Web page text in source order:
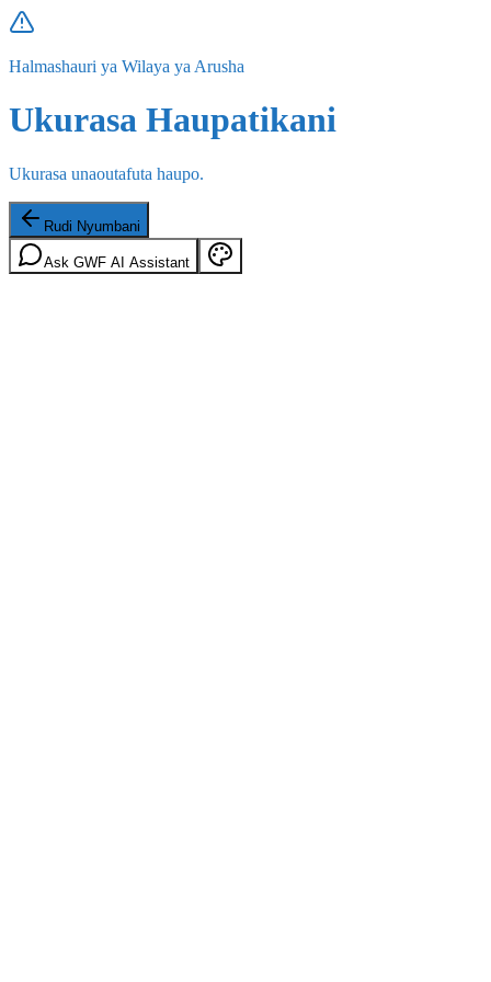
Halmashauri ya Wilaya ya Arusha
Ukurasa Haupatikani
Ukurasa unaoutafuta haupo.
Rudi Nyumbani
Ask GWF AI Assistant